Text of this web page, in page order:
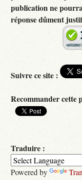
publication ne
réponse dûment
Suivre ce site :
Recommander cette
Traduire :
Powered by